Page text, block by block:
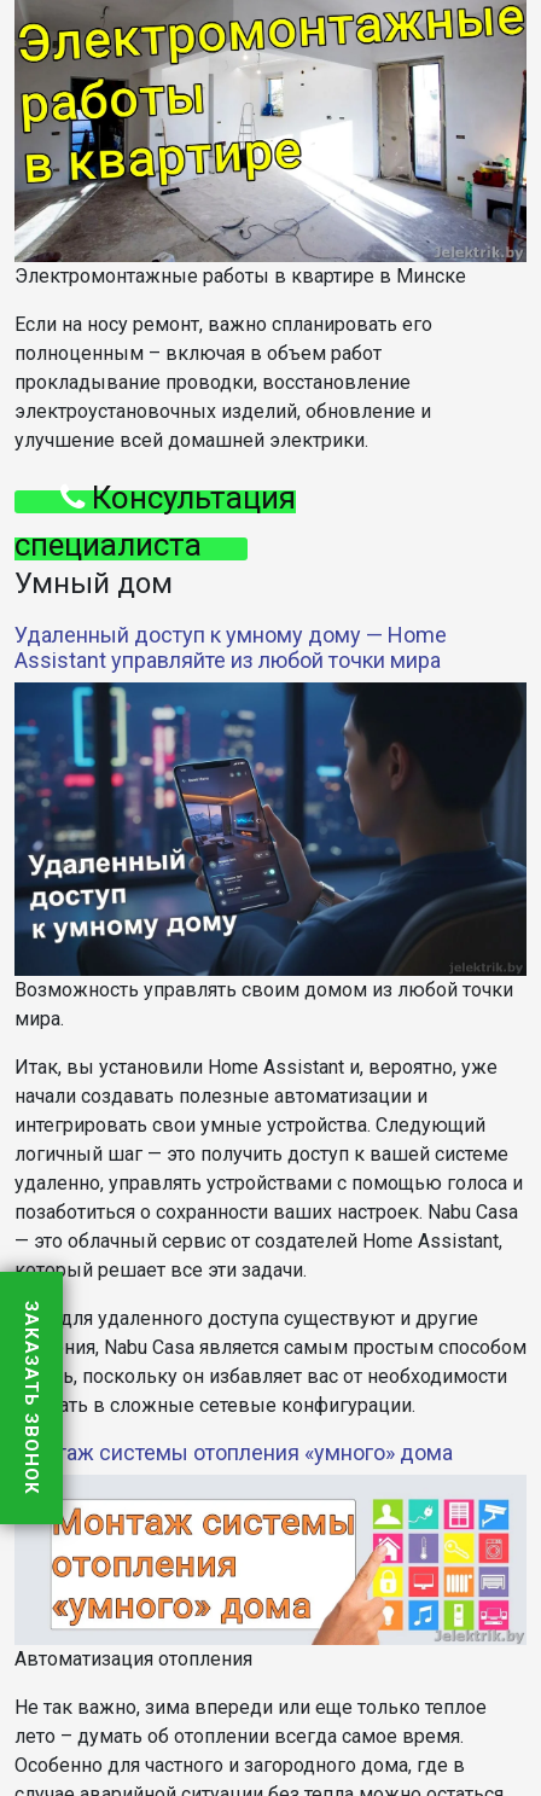
Электромонтажные работы в квартире в Минске
Если на носу ремонт, важно спланировать его
полноценным – включая в объем работ
прокладывание проводки, восстановление
электроустановочных изделий, обновление и
улучшение всей домашней электрики.
Консультация
специалиста
Умный дом
Удаленный доступ к умному дому — Home
Assistant управляйте из любой точки мира
Возможность управлять своим домом из любой точки
мира.
Итак, вы установили Home Assistant и, вероятно, уже
начали создавать полезные автоматизации и
интегрировать свои умные устройства. Следующий
логичный шаг — это получить доступ к вашей системе
удаленно, управлять устройствами с помощью голоса и
позаботиться о сохранности ваших настроек. Nabu Casa
— это облачный сервис от создателей Home Assistant,
который решает все эти задачи.
Хотя для удаленного доступа существуют и другие
решения, Nabu Casa является самым простым способом
начать, поскольку он избавляет вас от необходимости
вникать в сложные сетевые конфигурации.
Монтаж системы отопления «умного» дома
Автоматизация отопления
Не так важно, зима впереди или еще только теплое
лето – думать об отоплении всегда самое время.
Особенно для частного и загородного дома, где в
ЗАКАЗАТЬ ЗВОНОК